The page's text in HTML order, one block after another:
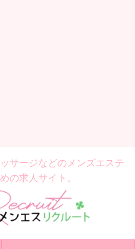
サージなどの メンズエステ
の求人サイト。